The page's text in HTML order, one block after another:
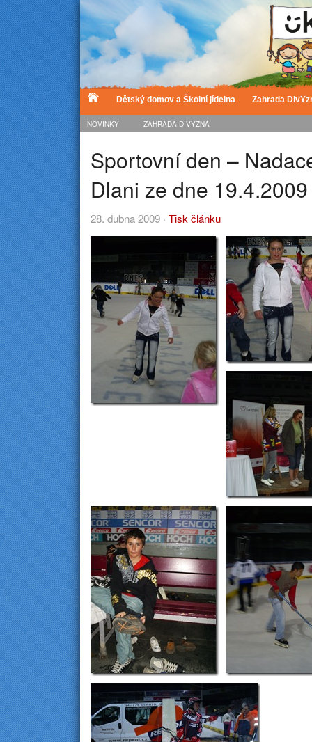
Dětský domov a Školní jídelna Zahrada
NOVINKY ZAHRADA DIVYZNÁ
Sportovní den –
Dlani ze dne 19.4.2009
28. dubna 2009 · Tisk článku